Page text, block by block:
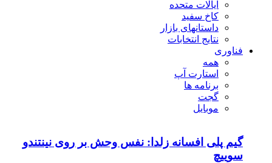
ایالات متحده
کاخ سفید
داستانهای بازار
نتایج انتخابات
فناوری
همه
استارت آپ
برنامه ها
گجت
موبایل
گیم پلی افسانه زلدا: نفس وحش بر روی نینتندو
سوییچ